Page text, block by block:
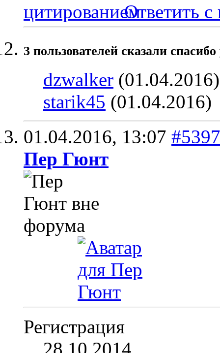
Ответить с
3 пользователей сказали
dzwalker
starik45 (01.04.2016)
01.04.2016, 13:07 #5397
Пер Гюнт
Регистрация
28.10.2014